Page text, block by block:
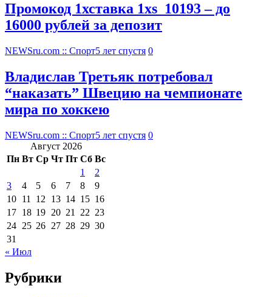
Промокод 1хставка 1xs_10193 – до
16000 рублей за депозит
NEWSru.com :: Спорт5 лет спустя 0
Владислав Третьяк потребовал
“наказать” Швецию на чемпионате
мира по хоккею
NEWSru.com :: Спорт5 лет спустя 0
Август 2026
Пн Вт Ср Чт Пт Сб Вс
1
2
3
4 5 6 7 8
9
10 11 12 13 14 15 16
17 18 19 20 21 22 23
24 25 26 27 28 29 30
31
« Июл
Рубрики